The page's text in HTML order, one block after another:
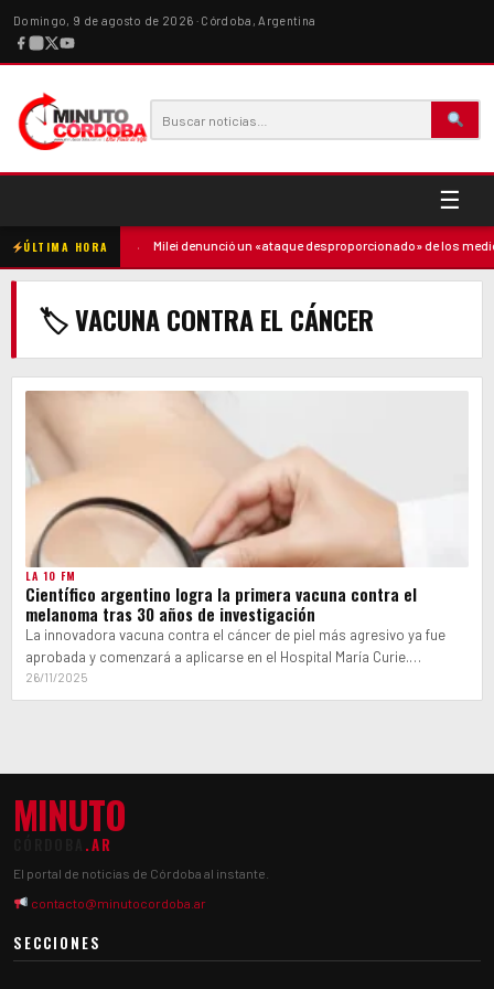
Domingo, 9 de agosto de 2026 · Córdoba, Argentina
☰
ÚLTIMA HORA
contra la madre Milei denunció un «ataque desproporcionado» de los
🏷 VACUNA CONTRA EL CÁNCER
LA 10 FM
Científico argentino logra la primera vacuna contra el
melanoma tras 30 años de investigación
La innovadora vacuna contra el cáncer de piel más agresivo ya fue
aprobada y comenzará a aplicarse en el Hospital María Curie.…
26/11/2025
MINUTO
.AR
El portal de noticias de Córdoba al instante.
contacto@minutocordoba.ar
SECCIONES